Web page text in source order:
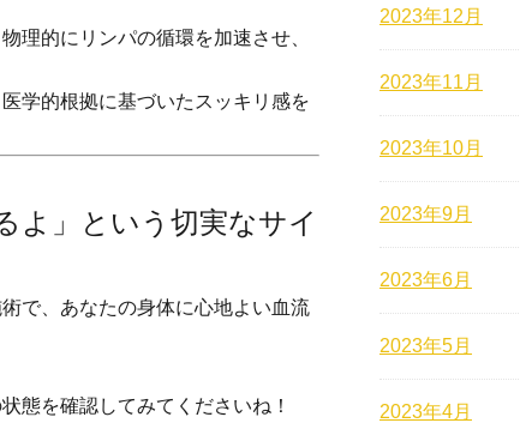
理的にリンパの循環を加速させ、
学的根拠に基づいたスッキリ感を
よ」という切実なサイ
で、あなたの身体に心地よい血流
態を確認してみてくださいね！
2023年12月
2023年11月
2023年10月
2023年9月
2023年6月
2023年5月
2023年4月